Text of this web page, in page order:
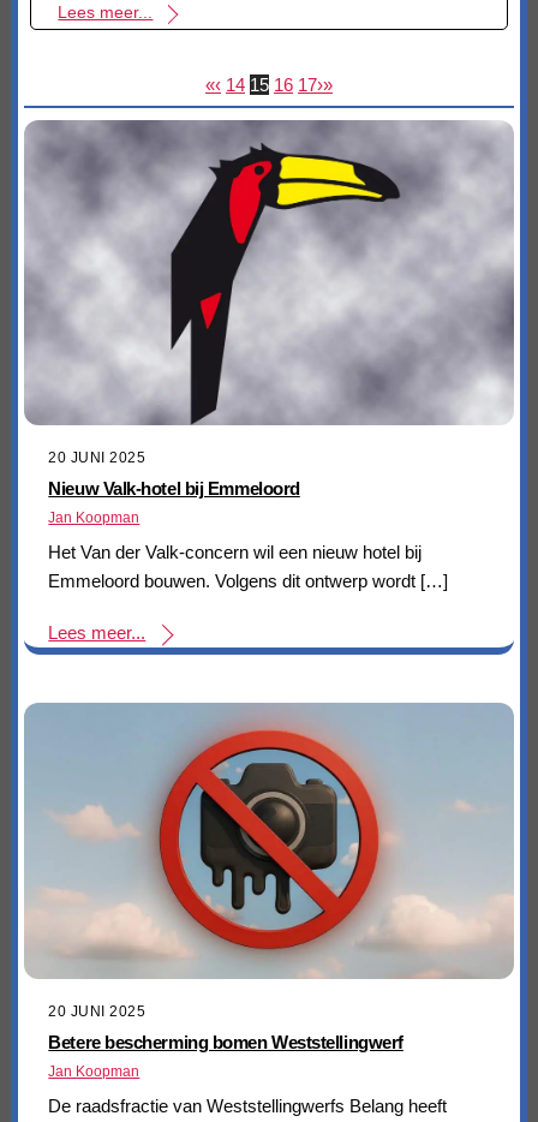
Lees meer...
«‹ 14 15 16 17›»
20 JUNI 2025
Nieuw Valk-hotel bij Emmeloord
Jan Koopman
Het Van der Valk-concern wil een nieuw hotel bij
Emmeloord bouwen. Volgens dit ontwerp wordt […]
Lees meer...
20 JUNI 2025
Betere bescherming bomen Weststellingwerf
Jan Koopman
De raadsfractie van Weststellingwerfs Belang heeft